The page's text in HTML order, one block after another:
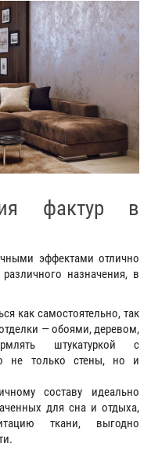
фактур в
эффектами отлично
назначения, в
как самостоятельно, так
— обоями, деревом,
штукатуркой с
не только стены, но и
составу идеально
для сна и отдыха,
ткани, выгодно